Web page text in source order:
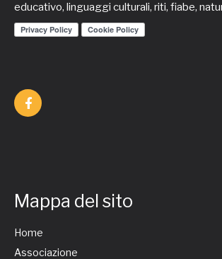
educativo, linguaggi culturali, riti, fiabe,
Mappa del sito
Home
Associazione